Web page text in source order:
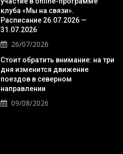
клуба «Мы на связи».
Расписание 26.07.2026 —
31.07.2026
26/07/2026
Стоит обратить внимание: на три
дня изменится движение
поездов в северном
направлении
09/08/2026